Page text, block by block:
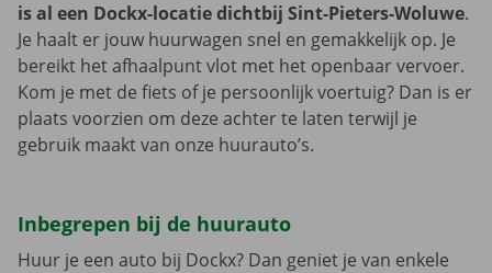
is al een Dockx-locatie dichtbij Sint-Pieters-Woluwe.
Je haalt er jouw huurwagen snel en gemakkelijk op. Je
bereikt het afhaalpunt vlot met het openbaar vervoer.
Kom je met de fiets of je persoonlijk voertuig? Dan is er
plaats voorzien om deze achter te laten terwijl je
gebruik maakt van onze huurauto’s.
Inbegrepen bij de huurauto
Huur je een auto bij Dockx? Dan geniet je van enkele